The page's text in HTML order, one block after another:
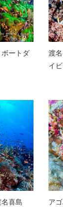
ートダ
渡
イ
喜島
ア